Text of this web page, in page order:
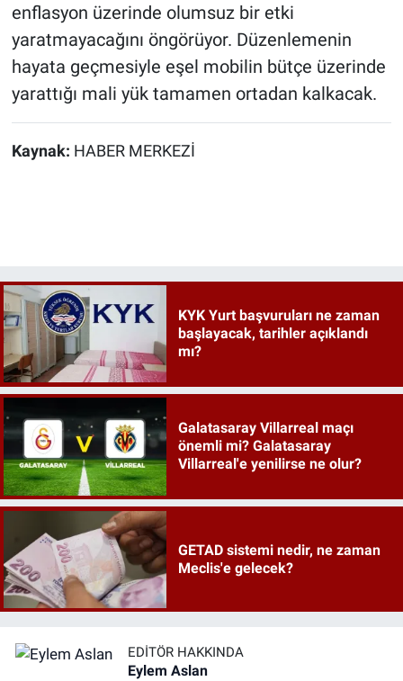
enflasyon üzerinde olumsuz bir etki
yaratmayacağını öngörüyor. Düzenlemenin
hayata geçmesiyle eşel mobilin bütçe üzerinde
yarattığı mali yük tamamen ortadan kalkacak.
Kaynak: HABER MERKEZİ
KYK Yurt başvuruları ne zaman
başlayacak, tarihler açıklandı
mı?
Galatasaray Villarreal maçı
önemli mi? Galatasaray
Villarreal'e yenilirse ne olur?
GETAD sistemi nedir, ne zaman
Meclis'e gelecek?
EDITÖR HAKKINDA
Eylem Aslan